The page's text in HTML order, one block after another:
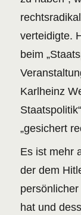
verteidigte.
beim
Karlheinz
„gesichert
Es ist mehr
der dem
hat und